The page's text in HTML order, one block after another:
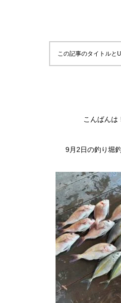
この記事のタイトルと
こんばんは
9月2日の釣り堀